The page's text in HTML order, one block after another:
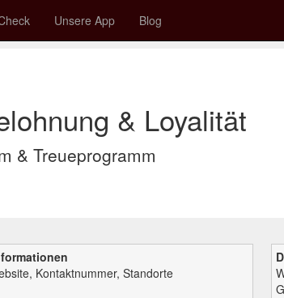
Unsere App Blog
& Loyalität
& Treueprogramm
Kontaktnummer, Standorte